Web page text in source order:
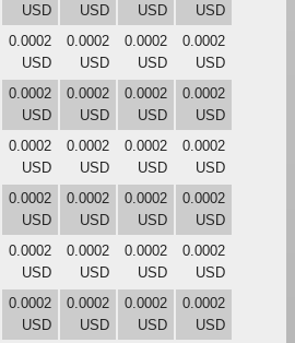
USD
USD
USD
USD
0.0002
USD
0.0002
USD
0.0002
USD
0.0002
USD
0.0002
USD
0.0002
USD
0.0002
USD
0.0002
USD
0.0002
USD
0.0002
USD
0.0002
USD
0.0002
USD
0.0002
USD
0.0002
USD
0.0002
USD
0.0002
USD
0.0002
USD
0.0002
USD
0.0002
USD
0.0002
USD
0.0002
USD
0.0002
USD
0.0002
USD
0.0002
USD